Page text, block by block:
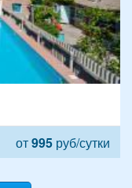
от995 руб/сутки